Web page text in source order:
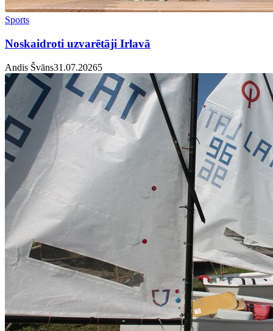
Sports
Noskaidroti uzvarētāji Irlavā
Andis Švāns31.07.20265